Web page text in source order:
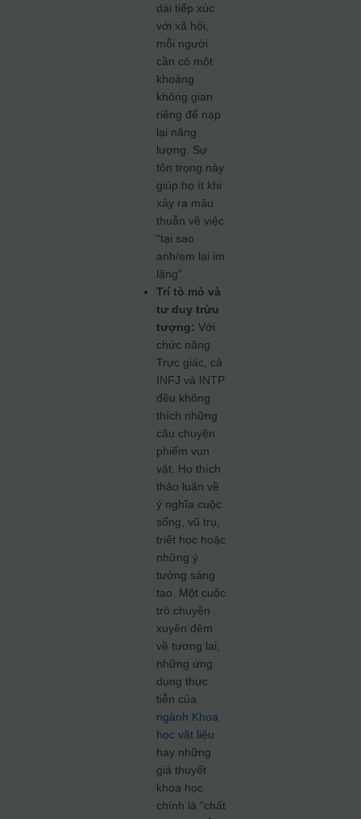
dài tiếp xúc
với xã hội,
mỗi người
cần có một
khoảng
không gian
riêng để nạp
lại năng
lượng. Sự
tôn trọng này
giúp họ ít khi
xảy ra mâu
thuẫn về việc
“tại sao
anh/em lại im
lặng”.
Trí tò mò và
tư duy trừu
tượng: Với
chức năng
Trực giác, cả
INFJ và INTP
đều không
thích những
câu chuyện
phiếm vụn
vặt. Họ thích
thảo luận về
ý nghĩa cuộc
sống, vũ trụ,
triết học hoặc
những ý
tưởng sáng
tạo. Một cuộc
trò chuyện
xuyên đêm
về tương lai,
những ứng
dụng thực
tiễn của
ngành Khoa
học vật liệu
hay những
giả thuyết
khoa học
chính là “chất